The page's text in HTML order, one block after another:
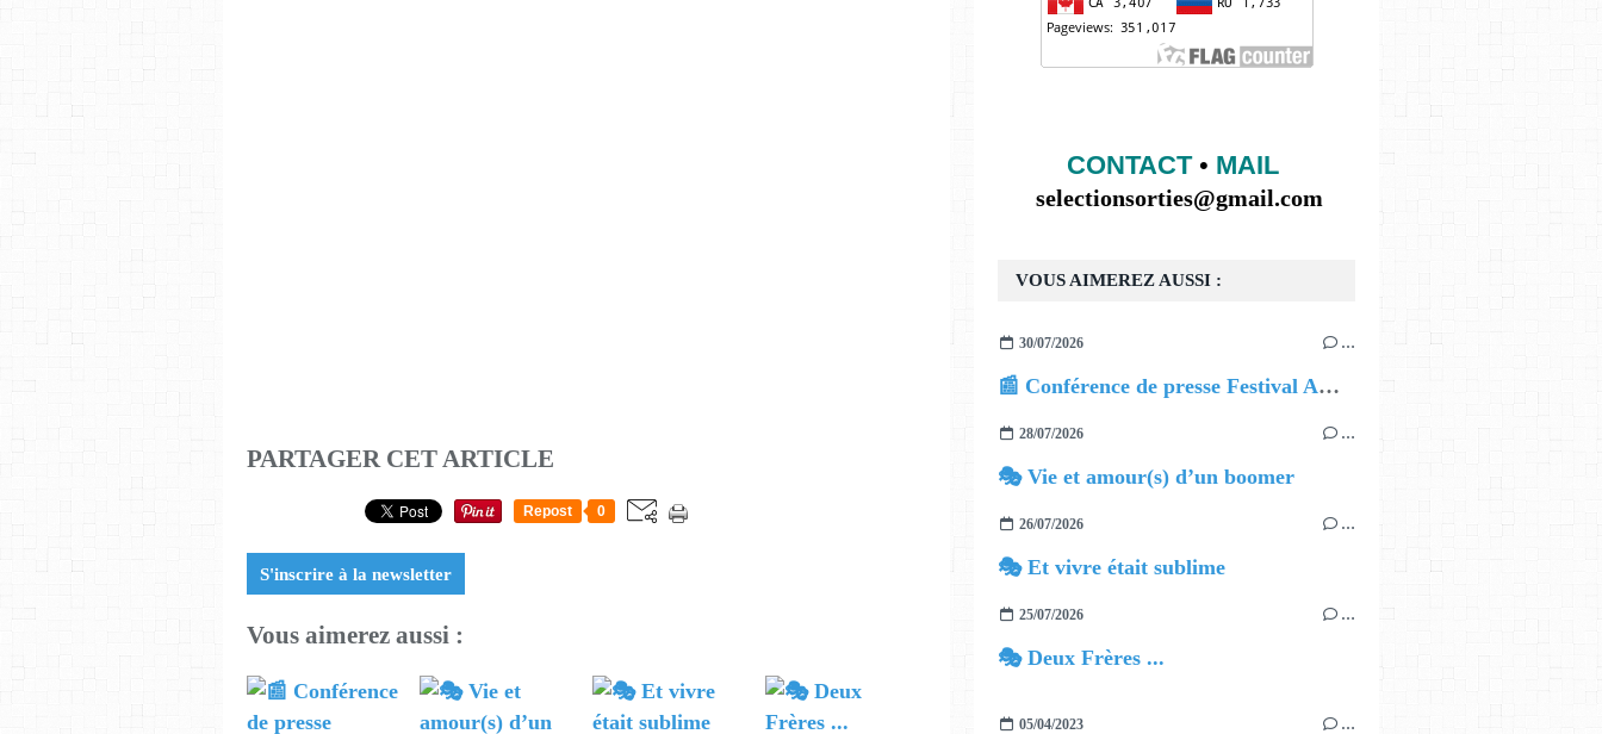
PARTAGER CET ARTICLE
Repost 0
S'inscrire à la newsletter
Vous aimerez aussi :
VOUS AIMEREZ AUSSI :
30/07/2026 …
📰 Conférence de presse Festival AOUT
28/07/2026 …
🎭 Vie et amour(s) d’un boomer
26/07/2026 …
🎭 Et vivre était sublime
25/07/2026 …
🎭 Deux Frères ...
05/04/2023 …
CONTACT• MAIL
selectionsorties@gmail.com